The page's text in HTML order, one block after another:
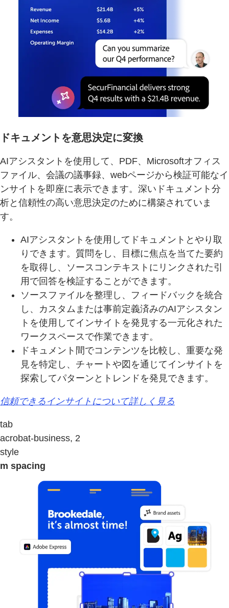
ドキュメントを意思決定に変換
AIアシスタントを使用して、PDF、Microsoftオフィス
ファイル、会議の議事録、webページから検証可能なイ
ンサイトを即座に表示できます。深いドキュメント分
析と信頼性の高い意思決定のために構築されていま
す。
AIアシスタントを使用してドキュメントとやり取
りできます。質問をし、目標に焦点を当てた要約
を取得し、ソースコンテキストにリンクされた引
用で回答を検証することができます。
ソースファイルを整理し、フィードバックを統合
し、カスタムまたは事前定義済みのAIアシスタン
トを使用してインサイトを発見する一元化された
ワークスペースで作業できます。
ドキュメント間でコンテンツを比較し、重要な発
見を特定し、チャートや図を通じてインサイトを
探索してパターンとトレンドを発見できます。
信頼できるインサイトについて詳しく見る
tab
acrobat-business, 2
style
m spacing